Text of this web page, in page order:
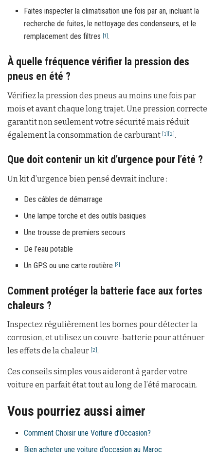
Faites inspecter la climatisation une fois par an, incluant la
recherche de fuites, le nettoyage des condenseurs, et le
remplacement des filtres
[1] .
À quelle fréquence vérifier la pression des
pneus en été ?
Vérifiez la pression des pneus au moins une fois par
mois et avant chaque long trajet. Une pression correcte
garantit non seulement votre sécurité mais réduit
également la consommation de carburant [1] [2] .
Que doit contenir un kit d’urgence pour l’été ?
Un kit d’urgence bien pensé devrait inclure :
Des câbles de démarrage
Une lampe torche et des outils basiques
Une trousse de premiers secours
De l’eau potable
Un GPS ou une carte routière
[2]
Comment protéger la batterie face aux fortes
chaleurs ?
Inspectez régulièrement les bornes pour détecter la
corrosion, et utilisez un couvre-batterie pour atténuer
les effets de la chaleur [2] .
Ces conseils simples vous aideront à garder votre
voiture en parfait état tout au long de l’été marocain.
Vous pourriez aussi aimer
Comment Choisir une Voiture d’Occasion?
Bien acheter une voiture d’occasion au Maroc